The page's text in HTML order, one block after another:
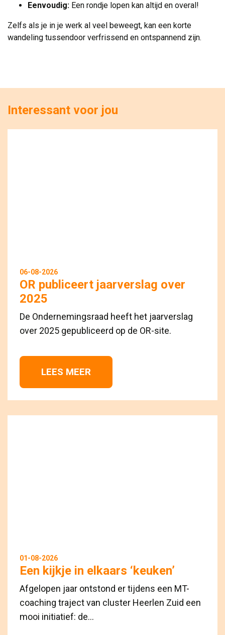
Eenvoudig: Een rondje lopen kan altijd en overal!
Zelfs als je in je werk al veel beweegt, kan een korte
wandeling tussendoor verfrissend en ontspannend zijn.
Interessant voor jou
06-08-2026
OR publiceert jaarverslag over
2025
De Ondernemingsraad heeft het jaarverslag
over 2025 gepubliceerd op de OR-site.
LEES MEER
01-08-2026
Een kijkje in elkaars ‘keuken’
Afgelopen jaar ontstond er tijdens een MT-
coaching traject van cluster Heerlen Zuid een
mooi initiatief: de...